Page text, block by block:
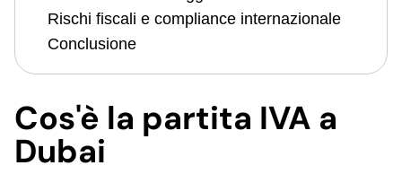
Rischi fiscali e compliance internazionale
Conclusione
Cos'è la partita IVA a
Dubai